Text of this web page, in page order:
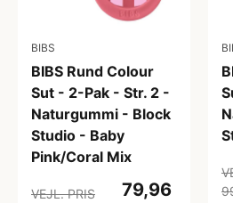
BIBS
BIBS Rund Colour
Sut - 2-Pak - Str. 2 -
Naturgummi - Block
Studio - Baby
Pink/Coral Mix
VEJL. PRIS
79,96